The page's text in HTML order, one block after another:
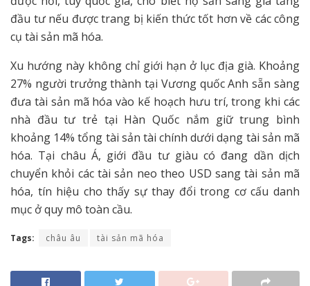
đầu tư nếu được trang bị kiến thức tốt hơn về các công
cụ tài sản mã hóa.
Xu hướng này không chỉ giới hạn ở lục địa già. Khoảng
27% người trưởng thành tại Vương quốc Anh sẵn sàng
đưa tài sản mã hóa vào kế hoạch hưu trí, trong khi các
nhà đầu tư trẻ tại Hàn Quốc nắm giữ trung bình
khoảng 14% tổng tài sản tài chính dưới dạng tài sản mã
hóa. Tại châu Á, giới đầu tư giàu có đang dần dịch
chuyển khỏi các tài sản neo theo USD sang tài sản mã
hóa, tín hiệu cho thấy sự thay đổi trong cơ cấu danh
mục ở quy mô toàn cầu.
Tags: châu âu tài sản mã hóa